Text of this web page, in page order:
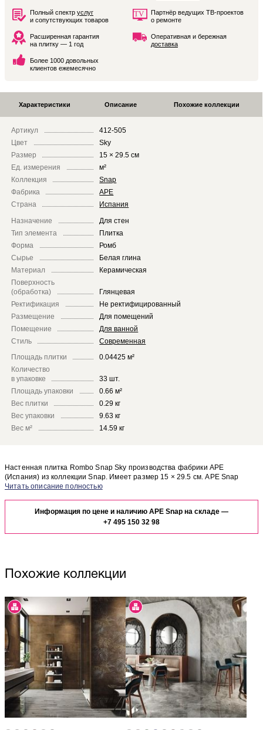
Полный спектр услуг
и сопутствующих товаров
Партнёр ведущих ТВ-проектов
о ремонте
Расширенная гарантия
на плитку — 1 год
Оперативная и бережная
доставка
Более 1000 довольных
клиентов ежемесячно
Характеристики Описание Похожие коллекции
Артикул
412-505
Цвет
Sky
Размер
15 × 29.5 см
Ед. измерения
м²
Коллекция
Snap
Фабрика
APE
Страна
Испания
Назначение
Для стен
Тип элемента
Плитка
Форма
Ромб
Сырье
Белая глина
Материал
Керамическая
Поверхность
(обработка)
Глянцевая
Ректификация
Не ректифицированный
Размещение
Для помещений
Помещение
Для ванной
Стиль
Современная
Площадь плитки
0.04425 м²
Количество
в упаковке
33 шт.
Площадь упаковки
0.66 м²
Вес плитки
0.29 кг
Вес упаковки
9.63 кг
Вес м²
14.59 кг
Настенная плитка Rombo Snap Sky производства фабрики APE
(Испания) из коллекции Snap. Имеет размер 15 × 29.5 см. APE Snap
Rombo Snap Sky отлично сочетается с другими элементами коллекции
выглядеть в отделке Вашего помещения, закажите бесплатный дизайн-
проект с использованием элементов коллекции APE Snap.
Информация по цене и наличию APE Snap на складе —
+7 495 150 32 98
Похожие коллекции